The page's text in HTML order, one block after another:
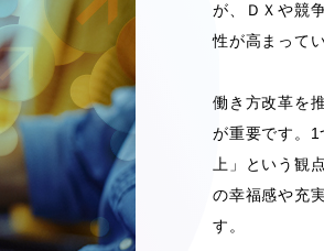
が、ＤＸや競
性が高まってい
働き方改革を
が重要です。1
上」という観
の幸福感や充
す。